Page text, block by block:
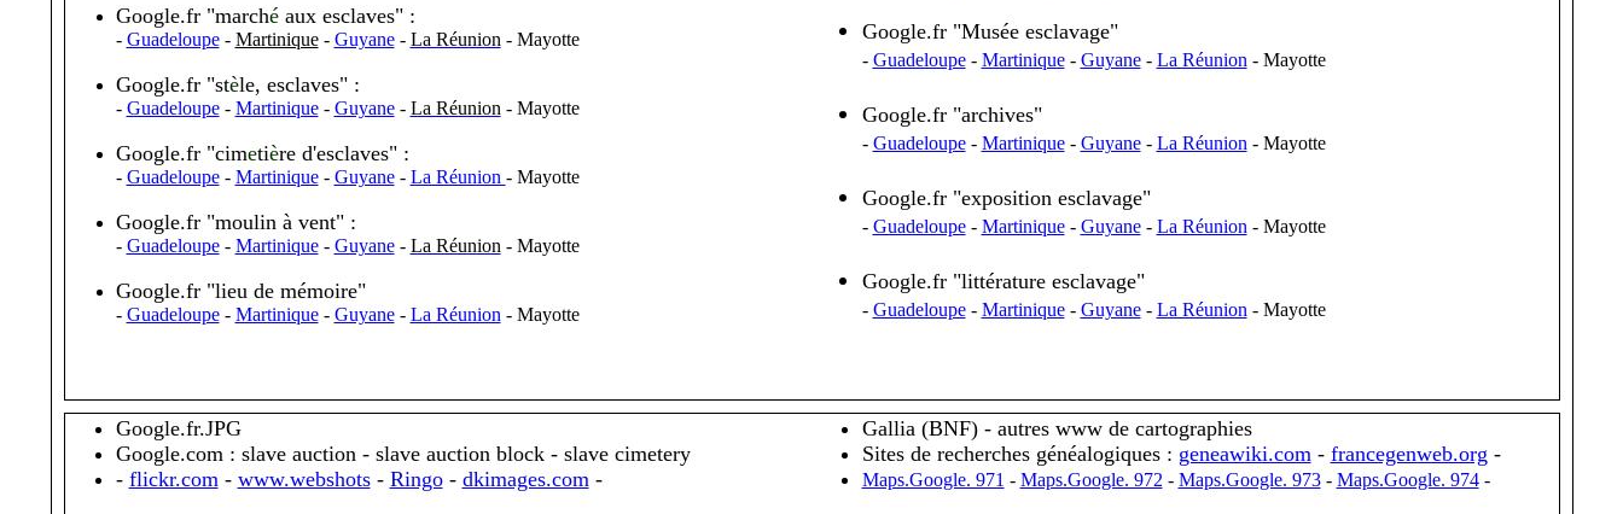
Google.fr "marchéaux esclaves" :
- Guadeloupe- Martinique- Guyane- La Réunion - Mayotte
Google.fr "stèle, esclaves" :
- Guadeloupe- Martinique- Guyane- La Réunion - Mayotte
Google.fr "cimetière d'esclaves" :
- Guadeloupe- Martinique- Guyane- La Réunion - Mayotte
Google.fr "moulin à vent" :
- Guadeloupe- Martinique- Guyane- La Réunion - Mayotte
Google.fr "lieu de mémoire"
- Guadeloupe- Martinique- Guyane- La Réunion - Mayotte
Google.fr "Musée esclavage"
- Guadeloupe- Martinique- Guyane- La Réunion - Mayotte
Google.fr "archives"
- Guadeloupe- Martinique- Guyane- La Réunion - Mayotte
Google.fr "exposition esclavage"
- Guadeloupe- Martinique- Guyane- La Réunion - Mayotte
Google.fr "littérature esclavage"
- Guadeloupe- Martinique - Guyane- La Réunion - Mayotte
Google.fr.JPG
Google.com : slave auction - slave auction block - slave cimetery
- flickr.com- www.webshots- Ringo- dkimages.com-
Gallia (BNF) - autres www de cartographies
Sites de recherches généalogiques : geneawiki.com- francegenweb.org -
Maps.Google. 971 - Maps.Google. 972 - Maps.Google. 973- Maps.Google. 974-